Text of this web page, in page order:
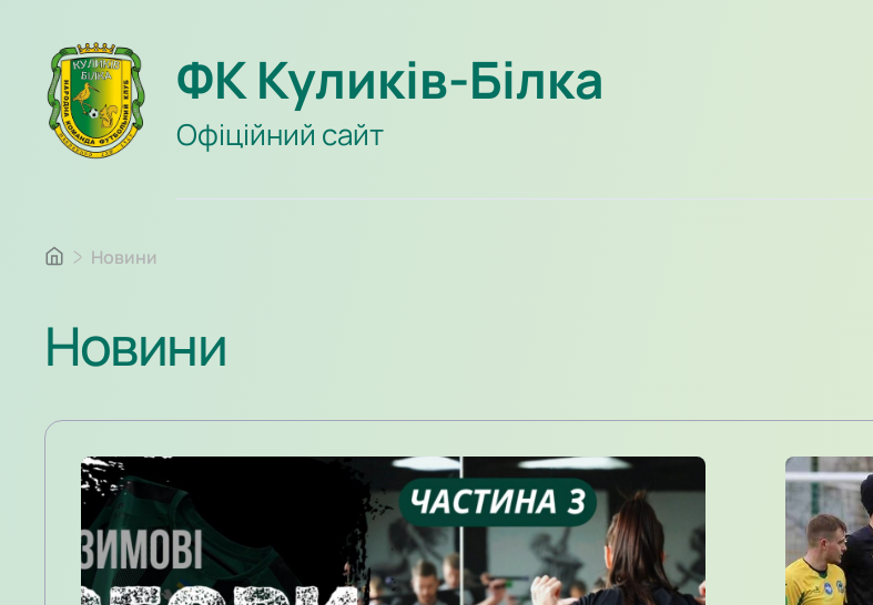
ФК Куликів-Білка
Офіційний сайт
Новини
Новини